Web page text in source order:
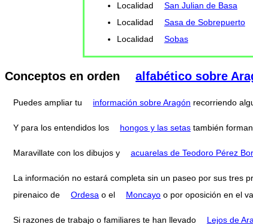
Localidad
San Julian de Basa
Localidad
Sasa de Sobrepuerto
Localidad
Sobas
Conceptos en orden alfabético sobre
Puedes ampliar tu información sobre Aragón recorriendo
Y para los entendidos los hongos y las setas también
Maravillate con los dibujos y acuarelas de Teodoro Pérez
La información no estará completa sin un paseo por sus tres
pirenaico de
Ordesa o el Moncayo o por oposición en el
Si razones de trabajo o familiares te han llevado Lejos de